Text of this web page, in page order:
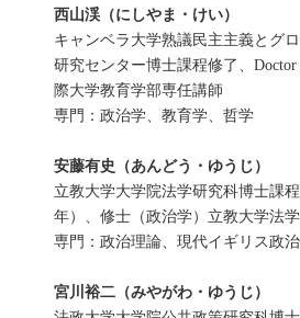
西山渓（にしやま・けい）
キャンベラ大学熟議民主主義とグ
研究センター博士課程修了、Doctor
際大学教育学部専任講師
専門：政治学、教育学、哲学
安藤有史（あんどう・ゆうじ）
立教大学大学院法学研究科博士課
年）、修士（政治学）立教大学法
専門：政治理論、現代イギリス政治
宮川裕二（みやがわ・ゆうじ）